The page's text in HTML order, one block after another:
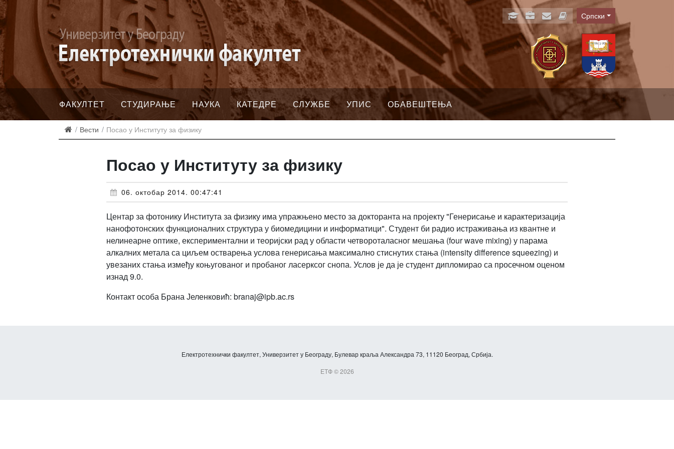
Language
Српски
ФАКУЛТЕТ СТУДИРАЊЕ НАУКА КАТЕДРЕ СЛУЖБЕ УПИС ОБАВЕШТЕЊА
Вести Посао у Институту за физику
Посао у Институту за физику
06. октобар 2014. 00:47:41
Центар за фотонику Института за физику има упражњено место за докторанта на пројекту "Генерисање и карактеризација
нанофотонских функционалних структура у биомедицини и информатици". Студент би радио истраживања из квантне и
нелинеарне оптике, експериментални и теоријски рад у области четвороталасног мешања (four wave mixing) у парама
алкалних метала са циљем остварења услова генерисања максимално стиснутих стања (intensity difference squeezing) и
увезаних стања између коњугованог и пробаног ласерксог снопа. Услов је да је студент дипломирао са просечном оценом
изнад 9.0.
Контакт особа Брана Јеленковић: branaj@ipb.ac.rs
Електротехнички факултет, Универзитет у Београду, Булевар краља Александра 73, 11120 Београд, Србија.
ЕТФ © 2026